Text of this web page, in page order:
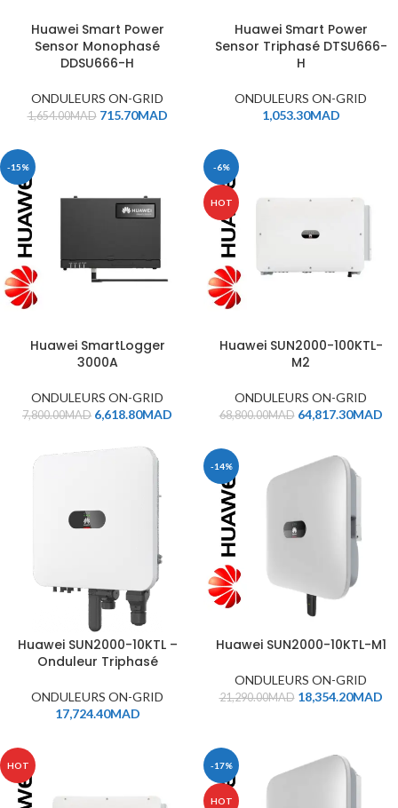
Huawei Smart Power
Sensor Monophasé
DDSU666-H
ONDULEURS ON-GRID
1,654.00MAD 715.70MAD
Huawei Smart Power
Sensor Triphasé DTSU666-
H
ONDULEURS ON-GRID
1,053.30MAD
-15%
Huawei SmartLogger
3000A
ONDULEURS ON-GRID
7,800.00MAD 6,618.80MAD
-6%
HOT
Huawei SUN2000-100KTL-
M2
ONDULEURS ON-GRID
68,800.00MAD 64,817.30MAD
Huawei SUN2000-10KTL –
Onduleur Triphasé
ONDULEURS ON-GRID
17,724.40MAD
-14%
Huawei SUN2000-10KTL-M1
ONDULEURS ON-GRID
21,290.00MAD 18,354.20MAD
HOT -17%
HOT